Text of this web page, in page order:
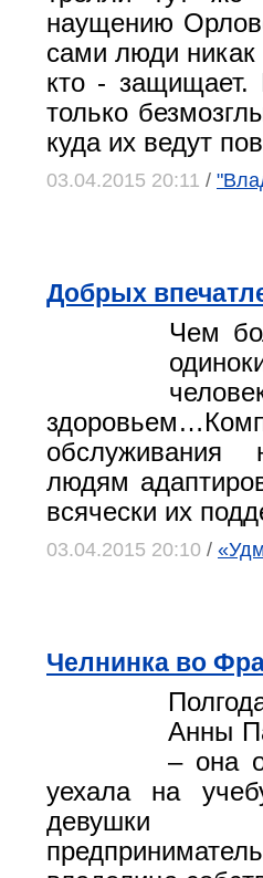
наущению
сами люди никак
кто ‑
только
куда их ведут
03.04.2015 20:11 /
Добрых
Чем
обслуживания
людям
всячески их
03.04.2015 20:10 /
Челнинка во
Анны
– она
уехала на
девушки